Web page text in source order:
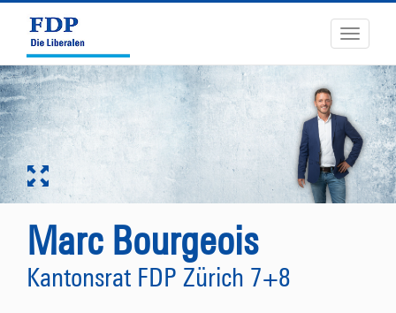
Toggle
Marc Bourgeois
Kantonsrat FDP Zürich 7+8